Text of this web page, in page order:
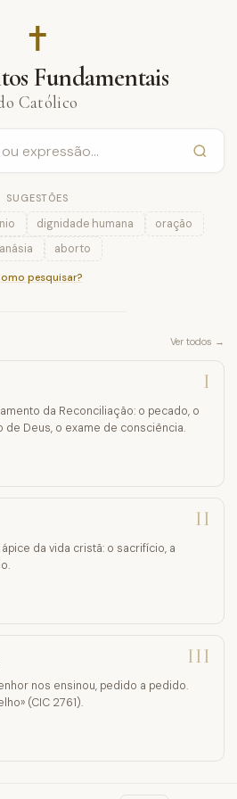
✝︎
Fundamentais
Católico
SUGESTÕES
dignidade humana
oração
aborto
pesquisar?
Ver todos →
I
da Reconciliação: o pecado, o
Deus, o exame de consciência.
II
da vida cristã: o sacrifício, a
III
nos ensinou, pedido a pedido.
(CIC 2761).